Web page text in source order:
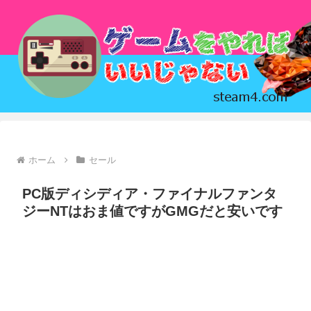
ホーム セール
PC版ディシディア・ファイナルファンタ
ジーNTはおま値ですがGMGだと安いです